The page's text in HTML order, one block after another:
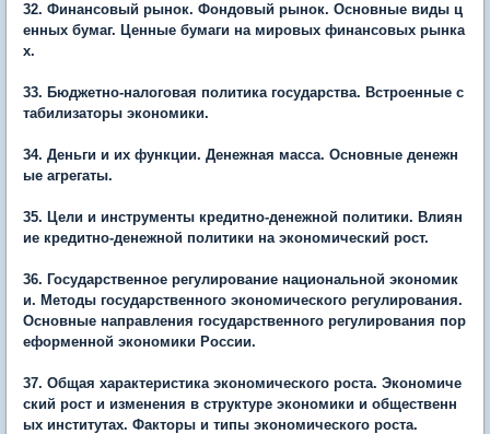
32. Финансовый рынок. Фондовый рынок. Основные виды ц
енных бумаг. Ценные бумаги на мировых финансовых рынка
х.
33. Бюджетно-налоговая политика государства. Встроенные с
табилизаторы экономики.
34. Деньги и их функции. Денежная масса. Основные денежн
ые агрегаты.
35. Цели и инструменты кредитно-денежной политики. Влиян
ие кредитно-денежной политики на экономический рост.
36. Государственное регулирование национальной экономик
и. Методы государственного экономического регулирования.
Основные направления государственного регулирования пор
еформенной экономики России.
37. Общая характеристика экономического роста. Экономиче
ский рост и изменения в структуре экономики и общественн
ых институтах. Факторы и типы экономического роста.